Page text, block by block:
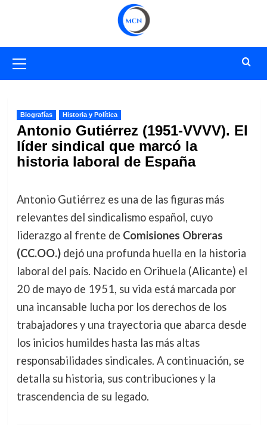
primario
Biografías Historia y Política
Antonio Gutiérrez (1951-VVVV). El
líder sindical que marcó la
historia laboral de España
Antonio Gutiérrez es una de las figuras más
relevantes del sindicalismo español, cuyo
liderazgo al frente de Comisiones Obreras
(CC.OO.)dejó una profunda huella en la historia
laboral del país. Nacido en Orihuela (Alicante) el
20 de mayo de 1951, su vida está marcada por
una incansable lucha por los derechos de los
trabajadores y una trayectoria que abarca desde
los inicios humildes hasta las más altas
responsabilidades sindicales. A continuación, se
detalla su historia, sus contribuciones y la
trascendencia de su legado.